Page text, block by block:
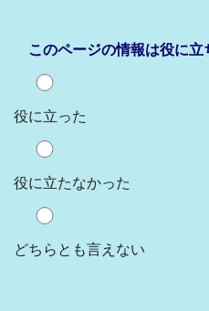
このページの情報は役に立
役に立った
役に立たなかった
どちらとも言えない